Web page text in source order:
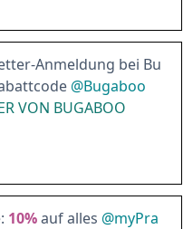
Anmeldung bei Bu
@Bugaboo
VON BUGABOO
10%auf alles @myPra